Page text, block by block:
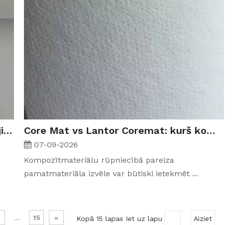
Kā izvēlēties pareizo pamatnes paklājiņu vakuuma infūzijai un RTM apstrādei Core Mat vs Lantor Coremat: kurš kompozītmateriāls ir piemērots jūsu FRP projektam?
07-09-2026
Kompozītmateriālu rūpniecībā pareiza
pamatmateriāla izvēle var būtiski ietekmēt ...
... 15 » Kopā 15 lapas Iet uz lapu Aiziet